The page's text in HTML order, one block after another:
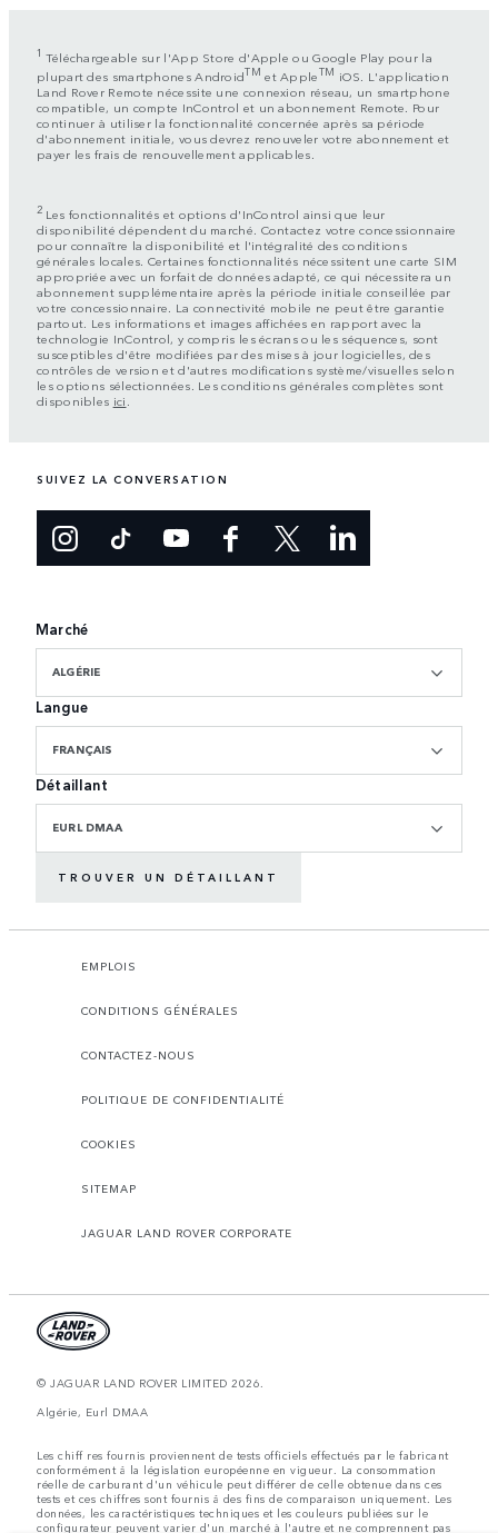
1 Téléchargeable sur l'App Store d'Apple ou Google Play pour la
plupart des smartphones AndroidTM et AppleTM iOS. L'application
Land Rover Remote nécessite une connexion réseau, un smartphone
compatible, un compte InControl et un abonnement Remote. Pour
continuer à utiliser la fonctionnalité concernée après sa période
d'abonnement initiale, vous devrez renouveler votre abonnement et
payer les frais de renouvellement applicables.
2 Les fonctionnalités et options d'InControl ainsi que leur
disponibilité dépendent du marché. Contactez votre concessionnaire
pour connaître la disponibilité et l'intégralité des conditions
générales locales. Certaines fonctionnalités nécessitent une carte SIM
appropriée avec un forfait de données adapté, ce qui nécessitera un
abonnement supplémentaire après la période initiale conseillée par
votre concessionnaire. La connectivité mobile ne peut être garantie
partout. Les informations et images affichées en rapport avec la
technologie InControl, y compris les écrans ou les séquences, sont
susceptibles d'être modifiées par des mises à jour logicielles, des
contrôles de version et d'autres modifications système/visuelles selon
les options sélectionnées. Les conditions générales complètes sont
disponibles ici
SUIVEZ LA CONVERSATION
Marché
ALGÉRIE
Langue
FRANÇAIS
Détaillant
EURL DMAA
TROUVER UN DÉTAILLANT
EMPLOIS
CONDITIONS GÉNÉRALES
CONTACTEZ-NOUS
POLITIQUE DE CONFIDENTIALITÉ
COOKIES
SITEMAP
JAGUAR LAND ROVER CORPORATE
© JAGUAR LAND ROVER LIMITED 2026.
Algérie, Eurl DMAA
Les chiff res fournis proviennent de tests officiels effectués par le fabricant
conformément å la législation européenne en vigueur. La consommation
réelle de carburant d'un véhicule peut différer de celle obtenue dans ces
tests et ces chiffres sont fournis å des fins de comparaison uniquement. Les
données, les caractéristiques techniques et les couleurs publiées sur le
configurateur peuvent varier d'un marché à l'autre et ne comprennent pas